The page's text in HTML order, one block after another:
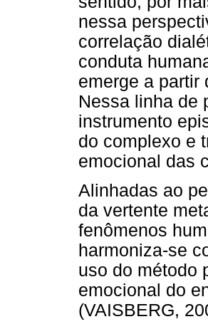
nessa
correlação
conduta
emerge a partir
Nessa linha de
instrumento
do complexo e
emocional das
Alinhadas ao
da vertente
fenômenos
harmoniza-se
uso do método
emocional do
(VAISBERG,